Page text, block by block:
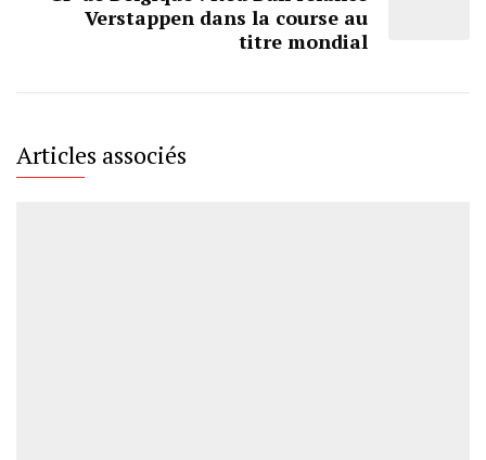
Verstappen dans la course au
titre mondial
Articles associés